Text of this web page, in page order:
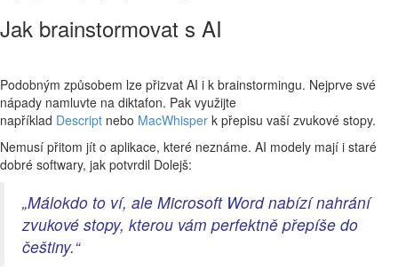
Jak brainstormovat s AI
Podobným způsobem lze přizvat AI i k brainstormingu. Nejprve své
nápady namluvte na diktafon. Pak využijte
například Descript nebo MacWhisper k přepisu vaší zvukové stopy.
Nemusí přitom jít o aplikace, které neznáme. AI modely mají i staré
dobré softwary, jak potvrdil Dolejš:
„Málokdo to ví, ale Microsoft Word nabízí nahrání
zvukové stopy, kterou vám perfektně přepíše do
češtiny.“